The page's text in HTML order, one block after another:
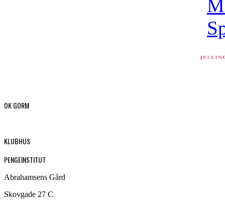
OK GORM
KLUBHUS
PENGEINSTITUT
Abrahamsens Gård
Skovgade 27 C